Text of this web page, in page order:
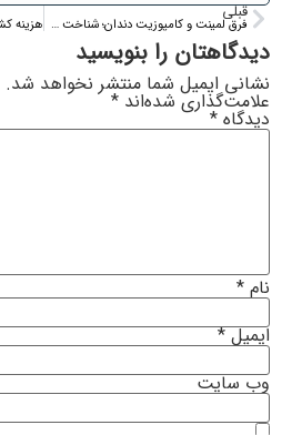
قبلی
فرق لمینت و کامپوزیت دندان؛ شناخت ۵ تفاوت اصلی و اینکه کدام روش برای شما بهتر است؟
دیدگاهتان را بنویسید
نشانی ایمیل شما منتشر نخواهد شد.
علامت‌گذاری شده‌اند *
دیدگاه *
نام *
ایمیل*
وب‌ سایت